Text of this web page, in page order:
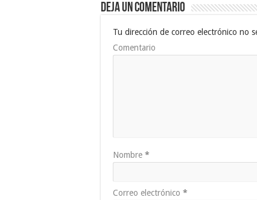
Deja un comentario
Tu dirección de correo electrónico no
Comentario
Nombre *
Correo electrónico *